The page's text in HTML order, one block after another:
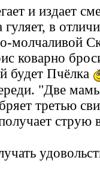
и издает
гуляет, в
молчаливой
коварно
будет Пчёлка
"Две
третью